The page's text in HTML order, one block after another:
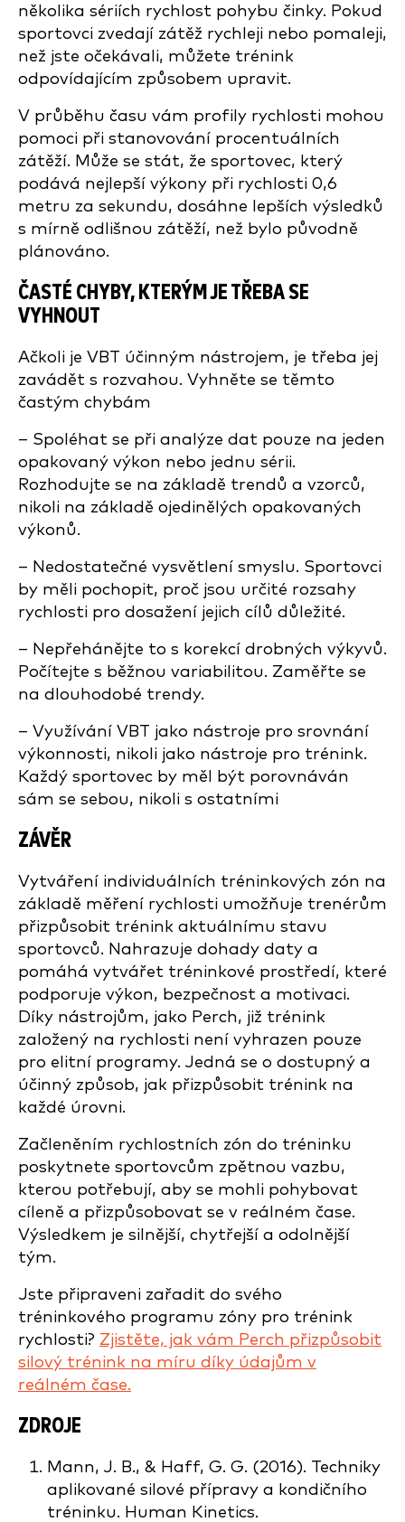
několika sériích rychlost pohybu činky. Pokud
sportovci zvedají zátěž rychleji nebo pomaleji,
než jste očekávali, můžete trénink
odpovídajícím způsobem upravit.
V průběhu času vám profily rychlosti mohou
pomoci při stanovování procentuálních
zátěží. Může se stát, že sportovec, který
podává nejlepší výkony při rychlosti 0,6
metru za sekundu, dosáhne lepších výsledků
s mírně odlišnou zátěží, než bylo původně
plánováno.
ČASTÉ CHYBY, KTERÝM JE TŘEBA SE
VYHNOUT
Ačkoli je VBT účinným nástrojem, je třeba jej
zavádět s rozvahou. Vyhněte se těmto
častým chybám
– Spoléhat se při analýze dat pouze na jeden
opakovaný výkon nebo jednu sérii.
Rozhodujte se na základě trendů a vzorců,
nikoli na základě ojedinělých opakovaných
výkonů.
– Nedostatečné vysvětlení smyslu. Sportovci
by měli pochopit, proč jsou určité rozsahy
rychlosti pro dosažení jejich cílů důležité.
– Nepřehánějte to s korekcí drobných výkyvů.
Počítejte s běžnou variabilitou. Zaměřte se
na dlouhodobé trendy.
– Využívání VBT jako nástroje pro srovnání
výkonnosti, nikoli jako nástroje pro trénink.
Každý sportovec by měl být porovnáván
sám se sebou, nikoli s ostatními
ZÁVĚR
Vytváření individuálních tréninkových zón na
základě měření rychlosti umožňuje trenérům
přizpůsobit trénink aktuálnímu stavu
sportovců. Nahrazuje dohady daty a
pomáhá vytvářet tréninkové prostředí, které
podporuje výkon, bezpečnost a motivaci.
Díky nástrojům, jako Perch, již trénink
založený na rychlosti není vyhrazen pouze
pro elitní programy. Jedná se o dostupný a
účinný způsob, jak přizpůsobit trénink na
každé úrovni.
Začleněním rychlostních zón do tréninku
poskytnete sportovcům zpětnou vazbu,
kterou potřebují, aby se mohli pohybovat
cíleně a přizpůsobovat se v reálném čase.
Výsledkem je silnější, chytřejší a odolnější
tým.
Jste připraveni zařadit do svého
tréninkového programu zóny pro trénink
rychlosti? Zjistěte, jak vám Perch přizpůsobit
silový trénink na míru díky údajům v
reálném čase.
ZDROJE
Mann, J. B., & Haff, G. G. (2016). Techniky
aplikované silové přípravy a kondičního
tréninku. Human Kinetics.